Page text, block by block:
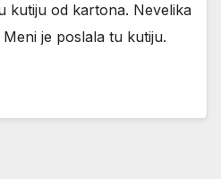
kutiju od kartona. Nevelika
je poslala tu kutiju.